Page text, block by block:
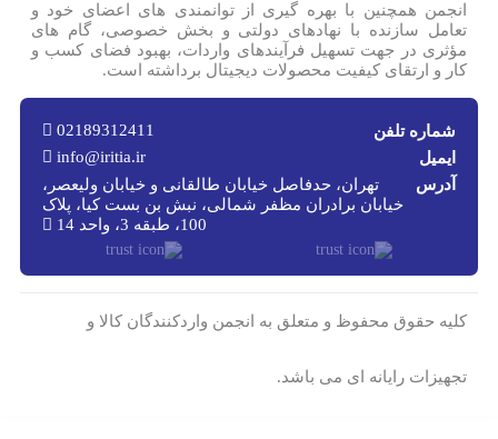
انجمن همچنین با بهره گیری از توانمندی های اعضای خود و
تعامل سازنده با نهادهای دولتی و بخش خصوصی، گام های
مؤثری در جهت تسهیل فرآیندهای واردات، بهبود فضای کسب و
کار و ارتقای کیفیت محصولات دیجیتال برداشته است.
شماره تلفن
02189312411
ایمیل
info@iritia.ir
آدرس
تهران، حدفاصل خیابان طالقانی و خیابان ولیعصر،
خیابان برادران مظفر شمالی، نبش بن بست کیا، پلاک
100، طبقه 3، واحد 14
کلیه حقوق محفوظ و متعلق به انجمن واردکنندگان کالا و
تجهیزات رایانه ای می باشد.